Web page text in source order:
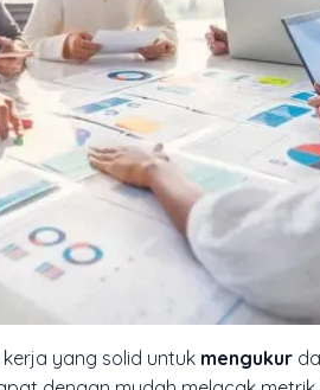
yang solid untuk mengukur